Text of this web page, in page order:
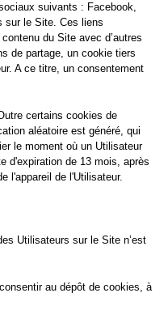
suivants : Facebook,
sur le Site. Ces liens
du Site avec d’autres
de partage, un cookie tiers
A ce titre, un consentement
certains cookies de
aléatoire est généré, qui
le moment où un Utilisateur
d'expiration de 13 mois, après
l'appareil de l'Utilisateur.
Utilisateurs sur le Site n’est
au dépôt de cookies, à